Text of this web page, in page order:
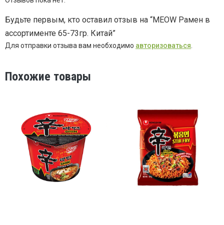
Будьте первым, кто оставил отзыв на “MEOW Рамен в
ассортименте 65-73гр. Китай”
Для отправки отзыва вам необходимо авторизоваться
Похожие товары